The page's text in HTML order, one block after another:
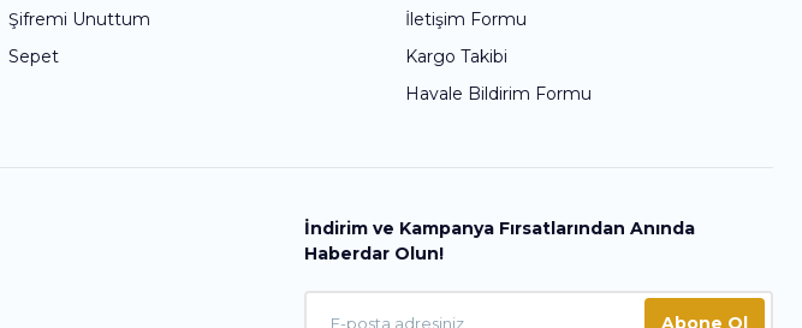
Şifremi Unuttum
Sepet
İletişim Formu
Kargo Takibi
Havale Bildirim Formu
İndirim ve Kampanya Fırsatlarından Anında
Haberdar Olun!
Abone Ol